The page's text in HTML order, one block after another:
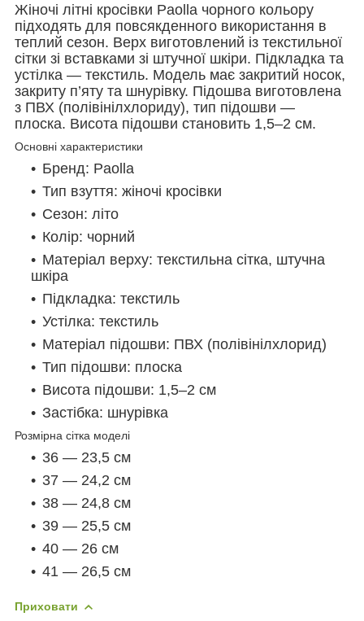
Жіночі літні кросівки Paolla чорного кольору
підходять для повсякденного використання в
теплий сезон. Верх виготовлений із текстильної
сітки зі вставками зі штучної шкіри. Підкладка та
устілка — текстиль. Модель має закритий носок,
закриту п’яту та шнурівку. Підошва виготовлена
з ПВХ (полівінілхлориду), тип підошви —
плоска. Висота підошви становить 1,5–2 см.
Основні характеристики
Бренд: Paolla
Тип взуття: жіночі кросівки
Сезон: літо
Колір: чорний
Матеріал верху: текстильна сітка, штучна
шкіра
Підкладка: текстиль
Устілка: текстиль
Матеріал підошви: ПВХ (полівінілхлорид)
Тип підошви: плоска
Висота підошви: 1,5–2 см
Застібка: шнурівка
Розмірна сітка моделі
36 — 23,5 см
37 — 24,2 см
38 — 24,8 см
39 — 25,5 см
40 — 26 см
41 — 26,5 см
Приховати